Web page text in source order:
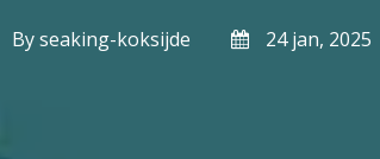
Byseaking-koksijde 24 jan, 2025